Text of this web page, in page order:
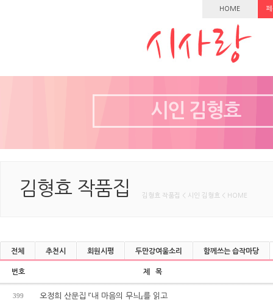
HOME
시인 김형효
김형효 작품집 김형효 작품집 < 시인 김형효 < HOME
전체 추천시 회원시평 두만강여울소리 함께쓰는 습작마당
번호 제 목
399 오정희 산문집 『내 마음의 무늬』를 읽고